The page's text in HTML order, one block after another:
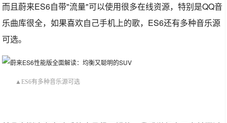
而且蔚来ES6自带"流量"可以使用很多在线资源，特别是QQ音
乐曲库很全，如果喜欢自己手机上的歌，ES6还有多种音乐源
可选。
▲ES6有多种音乐源可选